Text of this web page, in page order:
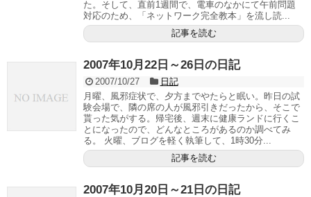
た。そして、直前1週間で、電車のなかにて午前問題
対応のため、「ネットワーク完全教本」を流し読...
記事を読む
2007年10月22日～26日の日記
2007/10/27
日記
月曜、風邪症状で、夕方までやたらと眠い。昨日の試
験会場で、隣の席の人が風邪引きだったから、そこで
貰った気がする。帰宅後、週末に健康ランドに行くこ
とになったので、どんなところがあるのか調べてみ
る。 火曜、ブログを軽く執筆して、1時30分...
記事を読む
2007年10月20日～21日の日記